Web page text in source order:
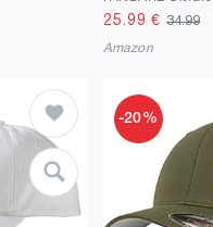
25.99 € 34.99
Amazon
-20%